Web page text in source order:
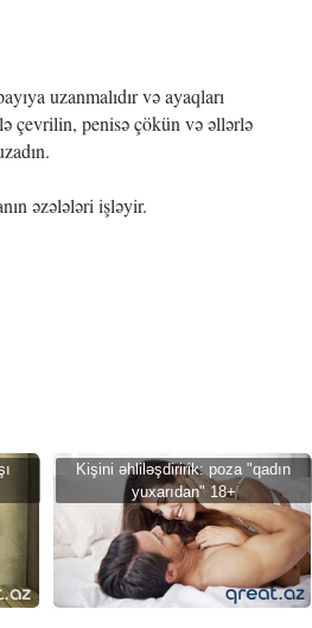
uzanmalıdır və ayaqları
çevrilin, penisə çökün və əllərlə
əzələləri işləyir.
Kişini əhliləşdiririk: poza "qadın
yuxarıdan" 18+